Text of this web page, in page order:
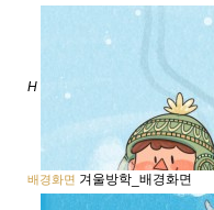
H
배경화면 겨울방학_배경화면